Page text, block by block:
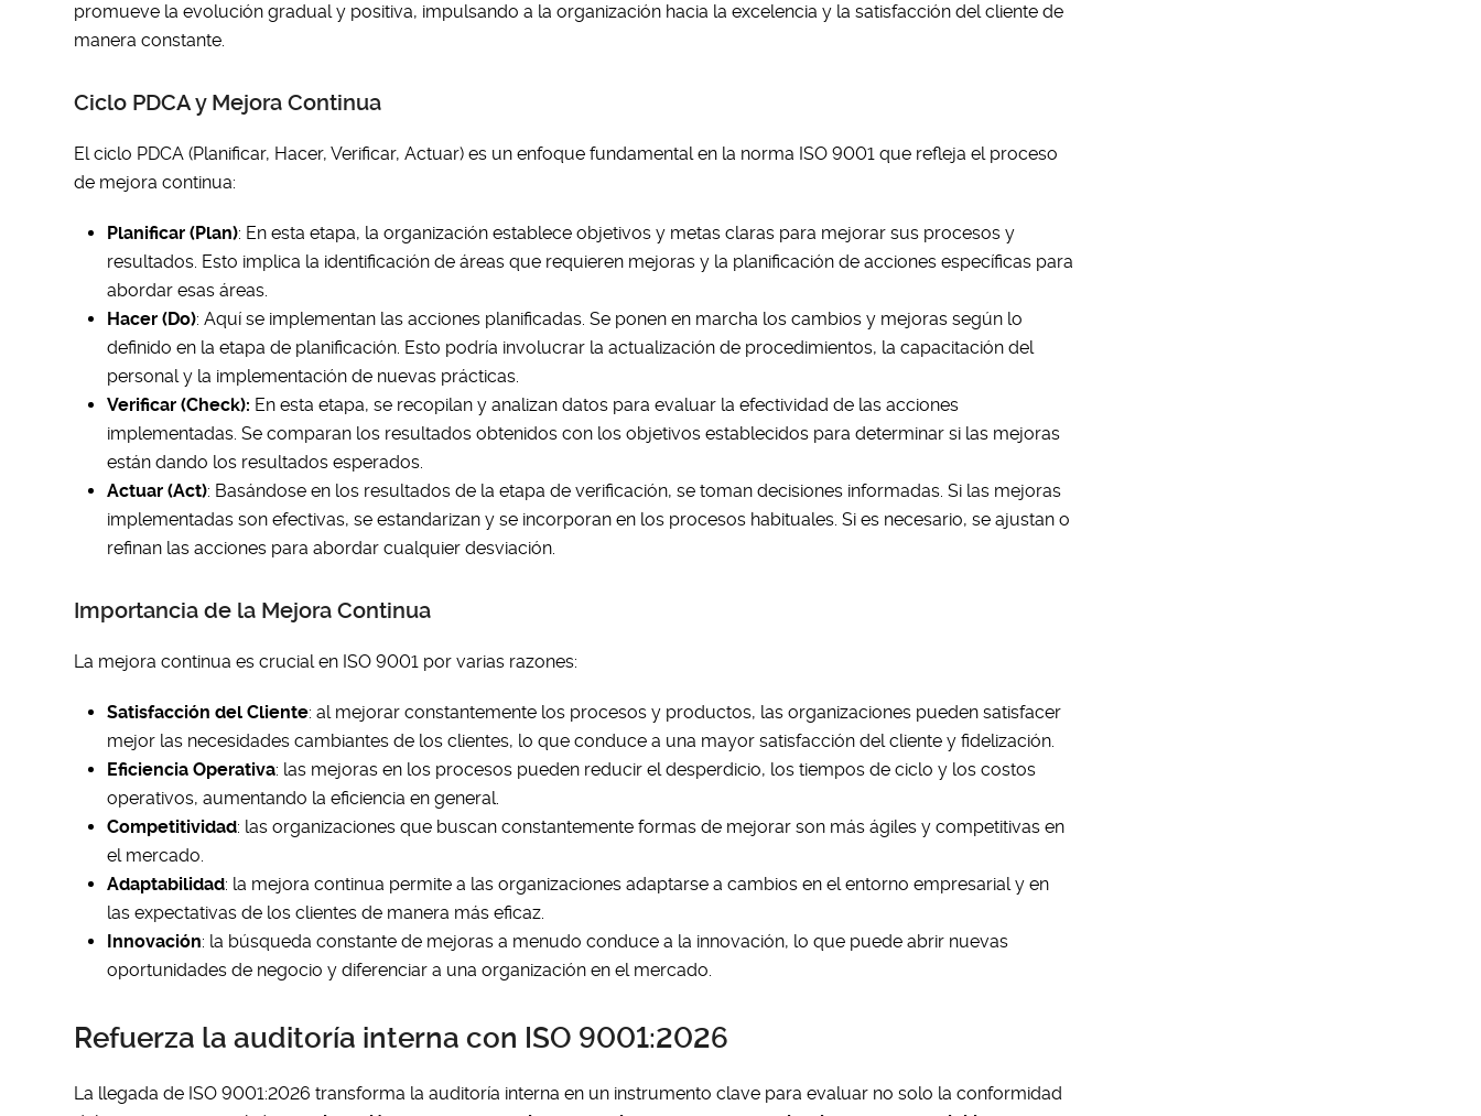
promueve la evolución gradual y positiva, impulsando a la organización hacia la excelencia y la satisfacción del cliente de
manera constante.
Ciclo PDCA y Mejora Continua
El ciclo PDCA (Planificar, Hacer, Verificar, Actuar) es un enfoque fundamental en la norma ISO 9001 que refleja el proceso
de mejora continua:
Planificar (Plan): En esta etapa, la organización establece objetivos y metas claras para mejorar sus procesos y
resultados. Esto implica la identificación de áreas que requieren mejoras y la planificación de acciones específicas para
abordar esas áreas.
Hacer (Do): Aquí se implementan las acciones planificadas. Se ponen en marcha los cambios y mejoras según lo
definido en la etapa de planificación. Esto podría involucrar la actualización de procedimientos, la capacitación del
personal y la implementación de nuevas prácticas.
Verificar (Check): En esta etapa, se recopilan y analizan datos para evaluar la efectividad de las acciones
implementadas. Se comparan los resultados obtenidos con los objetivos establecidos para determinar si las mejoras
están dando los resultados esperados.
Actuar (Act): Basándose en los resultados de la etapa de verificación, se toman decisiones informadas. Si las mejoras
implementadas son efectivas, se estandarizan y se incorporan en los procesos habituales. Si es necesario, se ajustan o
refinan las acciones para abordar cualquier desviación.
Importancia de la Mejora Continua
La mejora continua es crucial en ISO 9001 por varias razones:
Satisfacción del Cliente: al mejorar constantemente los procesos y productos, las organizaciones pueden satisfacer
mejor las necesidades cambiantes de los clientes, lo que conduce a una mayor satisfacción del cliente y fidelización.
Eficiencia Operativa: las mejoras en los procesos pueden reducir el desperdicio, los tiempos de ciclo y los costos
operativos, aumentando la eficiencia en general.
Competitividad: las organizaciones que buscan constantemente formas de mejorar son más ágiles y competitivas en
el mercado.
Adaptabilidad: la mejora continua permite a las organizaciones adaptarse a cambios en el entorno empresarial y en
las expectativas de los clientes de manera más eficaz.
Innovación: la búsqueda constante de mejoras a menudo conduce a la innovación, lo que puede abrir nuevas
oportunidades de negocio y diferenciar a una organización en el mercado.
Refuerza la auditoría interna con ISO 9001:2026
La llegada de ISO 9001:2026 transforma la auditoría interna en un instrumento clave para evaluar no solo la conformidad